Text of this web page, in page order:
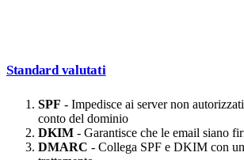
Standard valutati
SPF - Impedisce ai server non
conto del dominio
DKIM - Garantisce che le email siano
DMARC - Collega SPF e DKIM con